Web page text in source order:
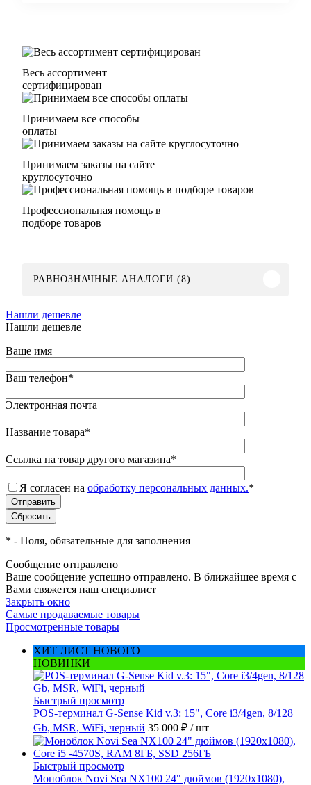
Весь ассортимент
сертифицирован
Принимаем все способы
оплаты
Принимаем заказы на сайте
круглосуточно
Профессиональная помощь в
подборе товаров
РАВНОЗНАЧНЫЕ АНАЛОГИ (8)
Нашли дешевле
Нашли дешевле
Ваше имя
Ваш телефон*
Электронная почта
Название товара*
Ссылка на товар другого магазина*
Я согласен на обработку персональных данных.*
* - Поля, обязательные для заполнения
Сообщение отправлено
Ваше сообщение успешно отправлено. В ближайшее время с
Вами свяжется наш специалист
Закрыть окно
Самые продаваемые товары
Просмотренные товары
ХИТ ЛИСТ НОВОГО
НОВИНКИ
Быстрый просмотр
POS-терминал G-Sense Kid v.3: 15", Core i3/4gen, 8/128
Gb, MSR, WiFi, черный 35 000 ₽ / шт
Быстрый просмотр
Моноблок Novi Sea NX100 24" дюймов (1920x1080),